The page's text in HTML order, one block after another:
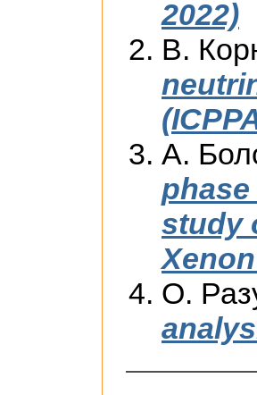
2022)
В.
А.
study
О.